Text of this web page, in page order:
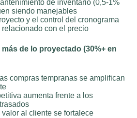
de inventario (0,5-1%
siendo manejables
y el control del cronograma
con el precio
de lo proyectado (30%+ en
compras tempranas se amplifican
aumenta frente a los
valor al cliente se fortalece